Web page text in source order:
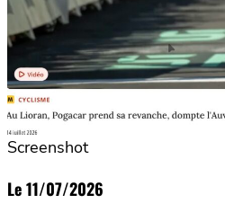
Screenshot
Le 11/07/2026